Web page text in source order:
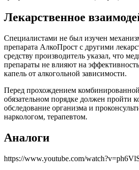
Лекарственное
Специалистами не был изучен
препарата АлкоПрост с другими
средству производитель указал, что
препараты не влияют на
капель от алкогольной зависимости.
Перед прохождением
обязательном порядке должен пройти
обследование организма и
наркологом, терапевтом.
Аналоги
https://www.youtube.com/